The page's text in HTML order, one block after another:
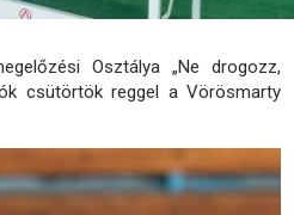
Osztálya „Ne drogozz,
csütörtök reggel a Vörösmarty